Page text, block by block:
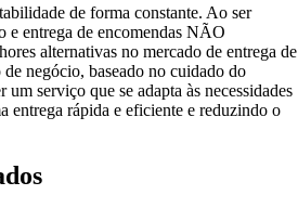
de forma constante. Ao ser
e entrega de encomendas NÃO
alternativas no mercado de entrega de
negócio, baseado no cuidado do
um serviço que se adapta às necessidades
entrega rápida e eficiente e reduzindo o